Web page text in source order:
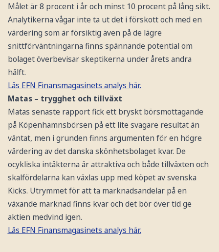
Målet är 8 procent i år och minst 10 procent på lång sikt.
Analytikerna vågar inte ta ut det i förskott och med en
värdering som är försiktig även på de lägre
snittförväntningarna finns spännande potential om
bolaget överbevisar skeptikerna under årets andra
hälft.
Läs EFN Finansmagasinets analys här.
Matas – trygghet och tillväxt
Matas senaste rapport fick ett bryskt börsmottagande
på Köpenhamnsbörsen på ett lite svagare resultat än
väntat, men i grunden finns argumenten för en högre
värdering av det danska skönhetsbolaget kvar. De
ocykliska intäkterna är attraktiva och både tillväxten och
skalfördelarna kan växlas upp med köpet av svenska
Kicks. Utrymmet för att ta marknadsandelar på en
växande marknad finns kvar och det bör över tid ge
aktien medvind igen.
Läs EFN Finansmagasinets analys här.